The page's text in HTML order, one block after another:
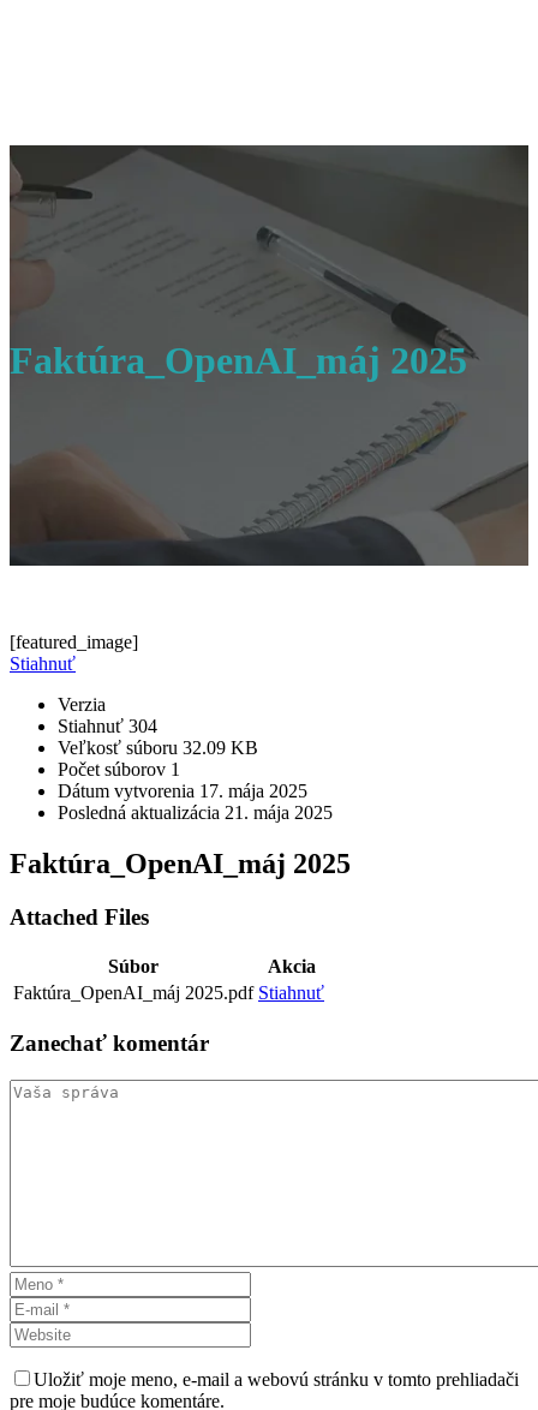
Faktúra_OpenAI_máj 2025
[featured_image]
Stiahnuť
Verzia
Stiahnuť 304
Veľkosť súboru 32.09 KB
Počet súborov 1
Dátum vytvorenia 17. mája 2025
Posledná aktualizácia 21. mája 2025
Faktúra_OpenAI_máj 2025
Attached Files
Súbor
Akcia
Faktúra_OpenAI_máj 2025.pdf Stiahnuť
Zanechať komentár
Uložiť moje meno, e-mail a webovú stránku v tomto prehliadači
pre moje budúce komentáre.